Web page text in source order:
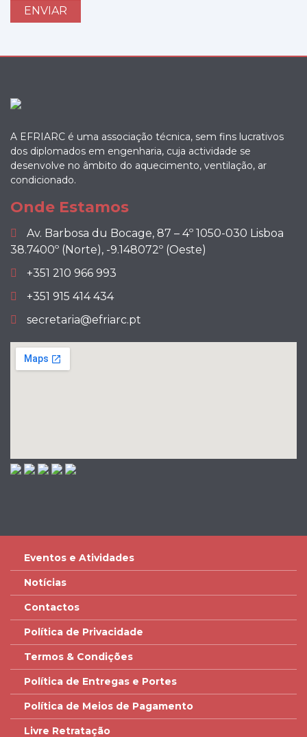
A EFRIARC é uma associação técnica, sem fins lucrativos
dos diplomados em engenharia, cuja actividade se
desenvolve no âmbito do aquecimento, ventilação, ar
condicionado.
Onde Estamos
Av. Barbosa du Bocage, 87 – 4º 1050-030 Lisboa
38.7400º (Norte), -9.148072º (Oeste)
+351 210 966 993
+351 915 414 434
secretaria@efriarc.pt
Eventos e Atividades
Notícias
Contactos
Política de Privacidade
Termos & Condições
Política de Entregas e Portes
Política de Meios de Pagamento
Livre Retratação